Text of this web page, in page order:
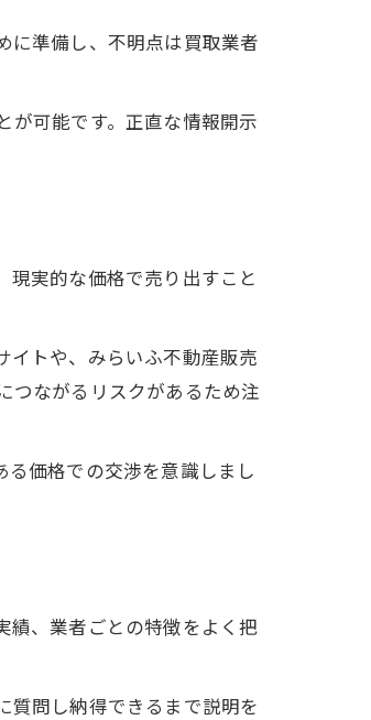
に準備し、不明点は買取業者
が可能です。正直な情報開示
実的な価格で売り出すこと
イトや、みらいふ不動産販売
つながるリスクがあるため注
価格での交渉を意識しまし
績、業者ごとの特徴をよく把
質問し納得できるまで説明を